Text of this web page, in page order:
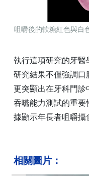
咀嚼後的軟糖紅色與白
執行這項研究的牙
研究結果不僅強調口
更突顯出在牙科門
吞嚥能力測試的重
據顯示年長者咀嚼攝
相關圖片：